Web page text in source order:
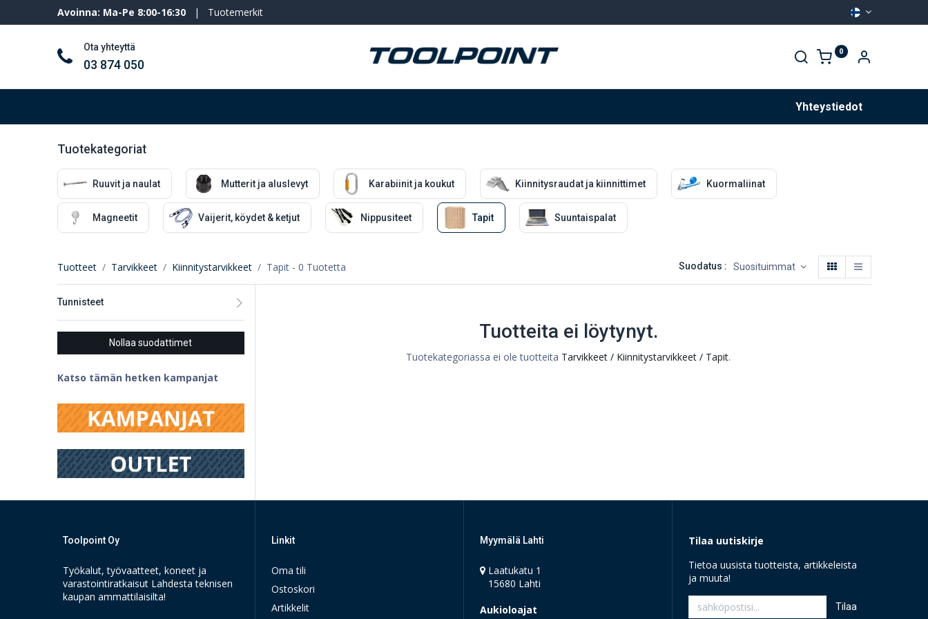
Avoinna: Ma-Pe 8:00-16:30 | Tuotemerkit
Ota yhteyttä
03 874 050
0
Yhteystiedot
Tuotekategoriat
Ruuvit ja naulat Mutterit ja aluslevyt Karabiinit ja koukut Kiinnitysraudat ja kiinnittimet Kuormaliinat
Magneetit Vaijerit, köydet & ketjut Nippusiteet Tapit Suuntaispalat
Tuotteet Tarvikkeet Kiinnitystarvikkeet Tapit- 0 Tuotetta Suodatus : Suosituimmat
Tunnisteet
Nollaa suodattimet
Katso tämän hetken kampanjat
Tuotteita ei löytynyt.
Tuotekategoriassa ei ole tuotteita Tarvikkeet / Kiinnitystarvikkeet / Tapit.
Toolpoint Oy
Työkalut, työvaatteet, koneet ja
varastointiratkaisut Lahdesta teknisen
kaupan ammattilaisilta!
Linkit
Oma tili
Ostoskori
Artikkelit
Myymälä Lahti
Laatukatu 1
15680 Lahti
Aukioloajat
Tilaa uutiskirje
Tietoa uusista tuotteista, artikkeleista
ja muuta!
Tilaa